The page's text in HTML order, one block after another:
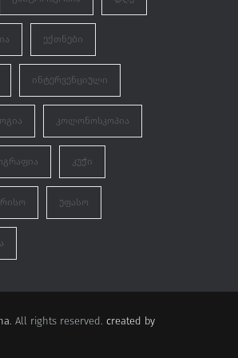
2024
ᲔᲥᲗᲜᲔᲑᲘ
ᲘᲜᲢᲔᲠᲕᲔᲜᲪᲘᲣᲚᲘ
ᲙᲝᲚᲝᲜᲝᲡᲙᲝᲞᲘᲐ
ᲙᲣᲭᲘ
ᲣᲤᲐᲡᲝ
. All rights reserved. created by